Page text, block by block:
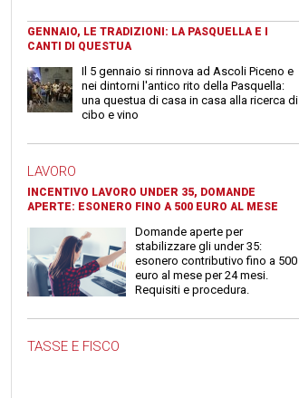
GENNAIO, LE TRADIZIONI: LA PASQUELLA E I
CANTI DI QUESTUA
Il 5 gennaio si rinnova ad Ascoli Piceno e
nei dintorni l'antico rito della Pasquella:
una questua di casa in casa alla ricerca di
cibo e vino
LAVORO
INCENTIVO LAVORO UNDER 35, DOMANDE
APERTE: ESONERO FINO A 500 EURO AL MESE
Domande aperte per
stabilizzare gli under 35:
esonero contributivo fino a 500
euro al mese per 24 mesi.
Requisiti e procedura.
TASSE E FISCO